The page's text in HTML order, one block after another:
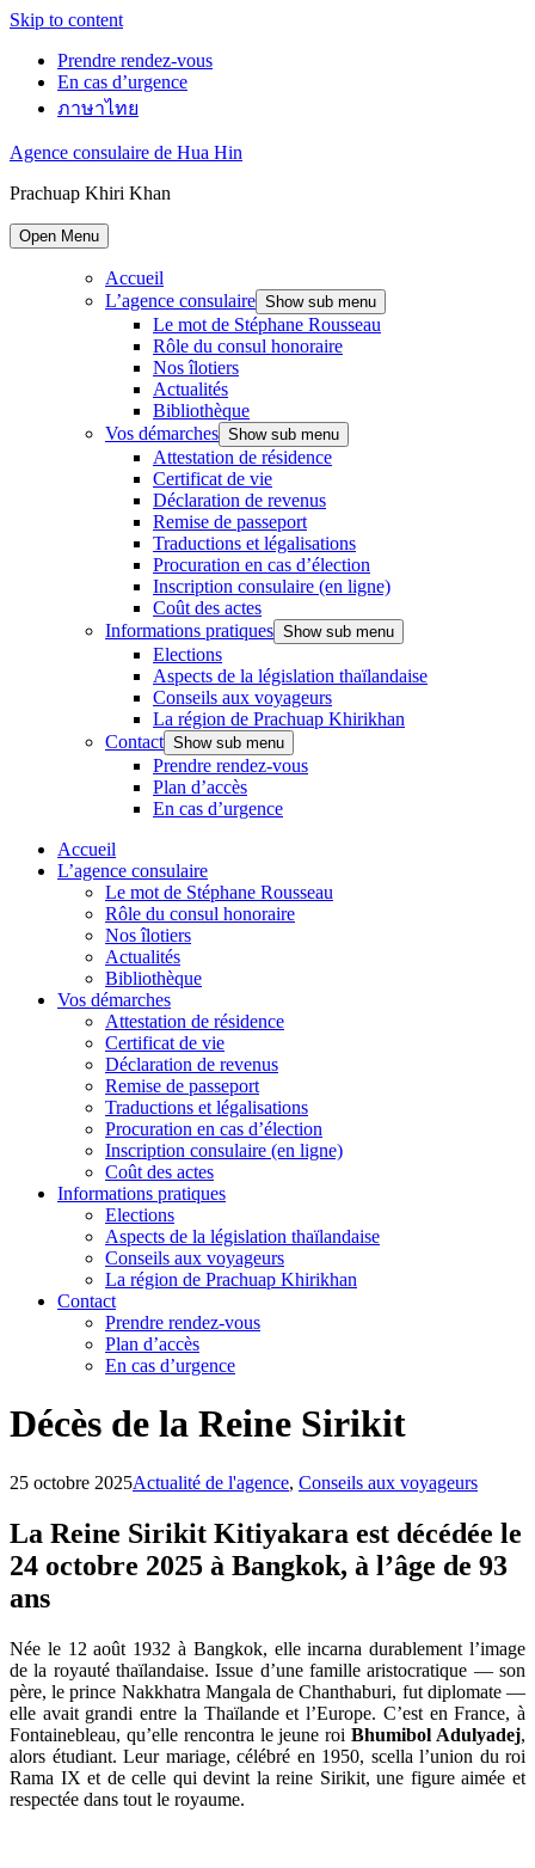
Skip to content
Prendre rendez-vous
En cas d’urgence
ภาษาไทย
Agence consulaire de Hua Hin
Prachuap Khiri Khan
Open Menu
Accueil
L’agence consulaire Show sub menu
Le mot de Stéphane Rousseau
Rôle du consul honoraire
Nos îlotiers
Actualités
Bibliothèque
Vos démarches Show sub menu
Attestation de résidence
Certificat de vie
Déclaration de revenus
Remise de passeport
Traductions et légalisations
Procuration en cas d’élection
Inscription consulaire (en ligne)
Coût des actes
Informations pratiques Show sub menu
Elections
Aspects de la législation thaïlandaise
Conseils aux voyageurs
La région de Prachuap Khirikhan
Contact Show sub menu
Prendre rendez-vous
Plan d’accès
En cas d’urgence
Accueil
L’agence consulaire
Le mot de Stéphane Rousseau
Rôle du consul honoraire
Nos îlotiers
Actualités
Bibliothèque
Vos démarches
Attestation de résidence
Certificat de vie
Déclaration de revenus
Remise de passeport
Traductions et légalisations
Procuration en cas d’élection
Inscription consulaire (en ligne)
Coût des actes
Informations pratiques
Elections
Aspects de la législation thaïlandaise
Conseils aux voyageurs
La région de Prachuap Khirikhan
Contact
Prendre rendez-vous
Plan d’accès
En cas d’urgence
Décès de la Reine Sirikit
25 octobre 2025Actualité de l'agence, Conseils aux voyageurs
La Reine Sirikit Kitiyakara est décédée le
24 octobre 2025 à Bangkok, à l’âge de 93
ans
Née le 12 août 1932 à Bangkok, elle incarna durablement l’image
de la royauté thaïlandaise. Issue d’une famille aristocratique — son
père, le prince Nakkhatra Mangala de Chanthaburi, fut diplomate —
elle avait grandi entre la Thaïlande et l’Europe. C’est en France, à
Fontainebleau, qu’elle rencontra le jeune roiBhumibol Adulyadej,
alors étudiant. Leur mariage, célébré en 1950, scella l’union du roi
Rama IX et de celle qui devint la reine Sirikit, une figure aimée et
respectée dans tout le royaume.